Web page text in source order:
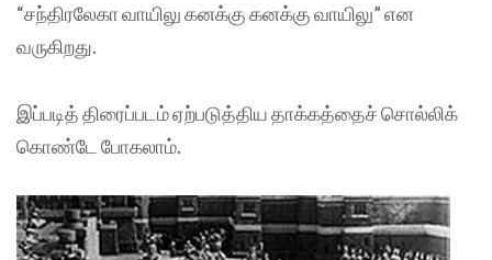
“சந்திரலேகா வாயிலு கனக்கு கனக்கு வாயிலு” என
வருகிறது.
இப்படித் திரைப்படம் ஏற்படுத்திய தாக்கத்தைச் சொல்லிக்
கொண்டே போகலாம்.